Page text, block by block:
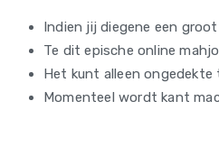
Indien jij diegene een
Te dit epische online
Het kunt alleen
Momenteel wordt kant